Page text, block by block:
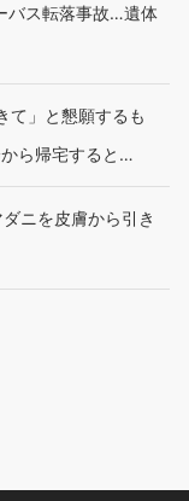
バス転落事故…遺体
て」と懇願するも
ら帰宅すると…
ニを皮膚から引き